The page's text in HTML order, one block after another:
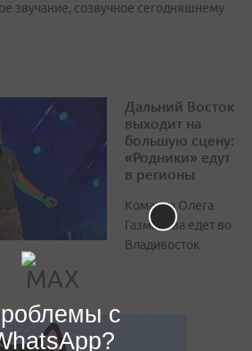
звучание, созвучное сегодняшнему
Дальний Восток
выходит на
большую сцену:
«Родники» едут
в регионы
Команда Олега
Газманова едет во
Владивосток
с